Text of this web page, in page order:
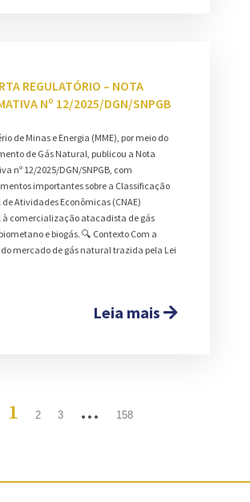
REGULATÓRIO – NOTA
Nº 12/2025/DGN/SNPGB
de Minas e Energia (MME), por meio do
de Gás Natural, publicou a Nota
nº 12/2025/DGN/SNPGB, com
importantes sobre a Classificação
Atividades Econômicas (CNAE)
à comercialização atacadista de gás
e biogás. 🔍 Contexto Com a
mercado de gás natural trazida pela Lei
Leia mais
1 2 3 … 158